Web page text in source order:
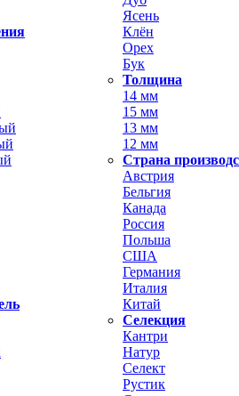
Ясень
Клён
Орех
Бук
Толщина
14 мм
15 мм
13 мм
12 мм
Страна
Австрия
Бельгия
Канада
Россия
Польша
США
Германия
Италия
Китай
Селекция
Кантри
Натур
Селект
Рустик